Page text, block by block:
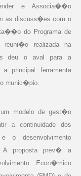
e Associa��o
as discuss�es com o
do Programa de
reuni�o realizada na
deu o aval para a
principal ferramenta
munic�pio.
modelo de gest�o
a continuidade dos
o desenvolvimento
A proposta prev� a
Econ�mico